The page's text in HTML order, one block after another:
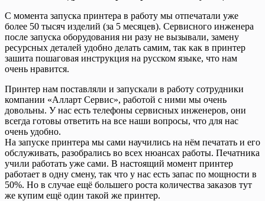
С момента запуска принтера в работу мы отпечатали уже
более 50 тысяч изделий (за 5 месяцев). Сервисного инженера
после запуска оборудования ни разу не вызывали, замену
ресурсных деталей удобно делать самим, так как в принтер
зашита пошаговая инструкция на русском языке, что нам
очень нравится.
Принтер нам поставляли и запускали в работу сотрудники
компании «Алларт Сервис», работой с ними мы очень
довольны. У нас есть телефоны сервисных инженеров, они
всегда готовы ответить на все наши вопросы, что для нас
очень удобно.
На запуске принтера мы сами научились на нём печатать и его
обслуживать, разобрались во всех нюансах работы. Печатника
учили работать уже сами. В настоящий момент принтер
работает в одну смену, так что у нас есть запас по мощности в
50%. Но в случае ещё большего роста количества заказов тут
же купим ещё один такой же принтер.